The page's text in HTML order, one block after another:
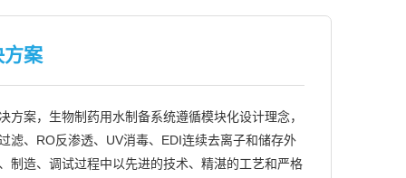
方案
方案，生物制药用水制备系统遵循模块化设计理念，
滤、RO反渗透、UV消毒、EDI连续去离子和储存外
制造、调试过程中以先进的技术、精湛的工艺和严格